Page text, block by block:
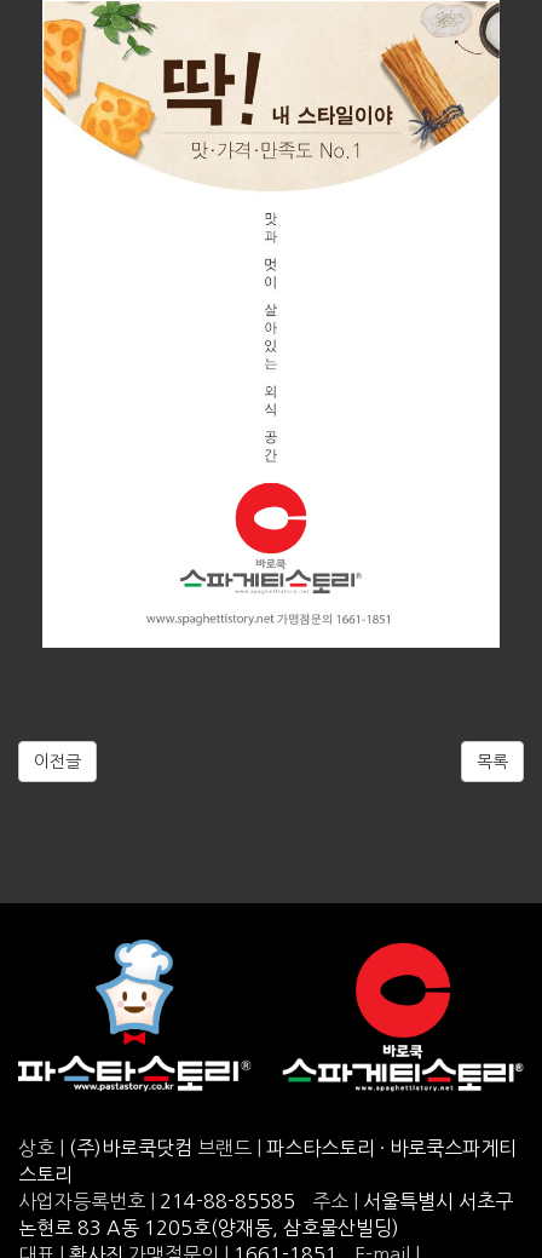
이전글 목록
상호 | (주)바로쿡닷컴 브랜드 |
파스타스토리 · 바로쿡스파게티
스토리
사업자등록번호 |
214-88-85585 주소 |
서울특별시 서초구
논현로 83 A동 1205호(양재동, 삼호물산빌딩)